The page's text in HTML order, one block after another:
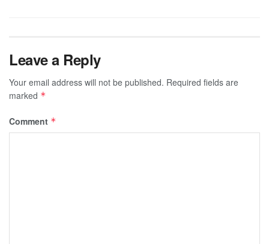
Leave a Reply
Your email address will not be published. Required fields are
marked *
Comment *